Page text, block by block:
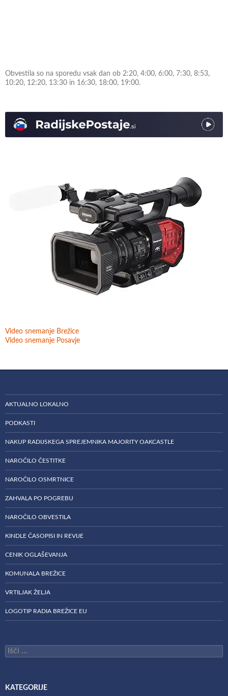
Obvestila so na sporedu vsak dan ob 2:20, 4:00, 6:00, 7:30, 8:53,
10:20, 12:20, 13:30 in 16:30, 18:00, 19:00.
Video snemanje Brežice
Video snemanje Posavje
AKTUALNO LOKALNO
PODKASTI
NAKUP RADIJSKEGA SPREJEMNIKA MAJORITY OAKCASTLE
NAROČILO ČESTITKE
NAROČILO OSMRTNICE
ZAHVALA PO POGREBU
NAROČILO OBVESTILA
KINDLE ČASOPISI IN REVIJE
CENIK OGLAŠEVANJA
KOMUNALA BREŽICE
VRTILJAK ŽELJA
LOGOTIP RADIA BREŽICE EU
Išči:
KATEGORIJE